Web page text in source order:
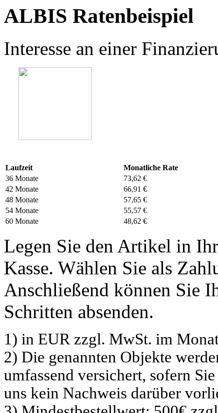
ALBIS Ratenbeispiel
Interesse an einer
Laufzeit
Monatliche Rate
36 Monate
73,62 €
42 Monate
66,91 €
48 Monate
57,65 €
54 Monate
55,57 €
60 Monate
48,62 €
Legen Sie den Artikel in
Kasse. Wählen Sie als
Anschließend können Sie
Schritten absenden.
1) in EUR zzgl. MwSt. im
2) Die genannten Objekte
umfassend versichert, sofern
uns kein Nachweis darüber